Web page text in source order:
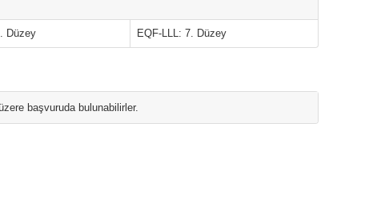
Düzey EQF-LLL: 7. Düzey
başvuruda bulunabilirler.